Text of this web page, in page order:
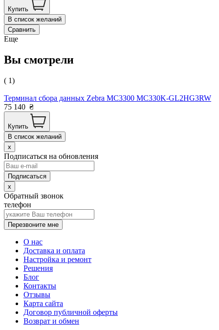
Купить
В список желаний
Сравнить
Еще
Вы смотрели
( 1)
Терминал сбора данных Zebra MC3300 MC330K-GL2HG3RW
75 140 ₴
Купить
В список желаний
x
Подписаться на обновления
x
Обратный звонок
телефон
Перезвоните мне
О нас
Доставка и оплата
Настройка и ремонт
Решения
Блог
Контакты
Отзывы
Карта сайта
Договор публичной оферты
Возврат и обмен